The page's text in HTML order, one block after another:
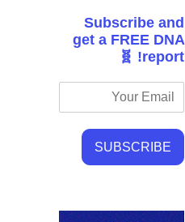
Subscribe and
get a FREE DNA
report! 🧬
SUBSCRIBE